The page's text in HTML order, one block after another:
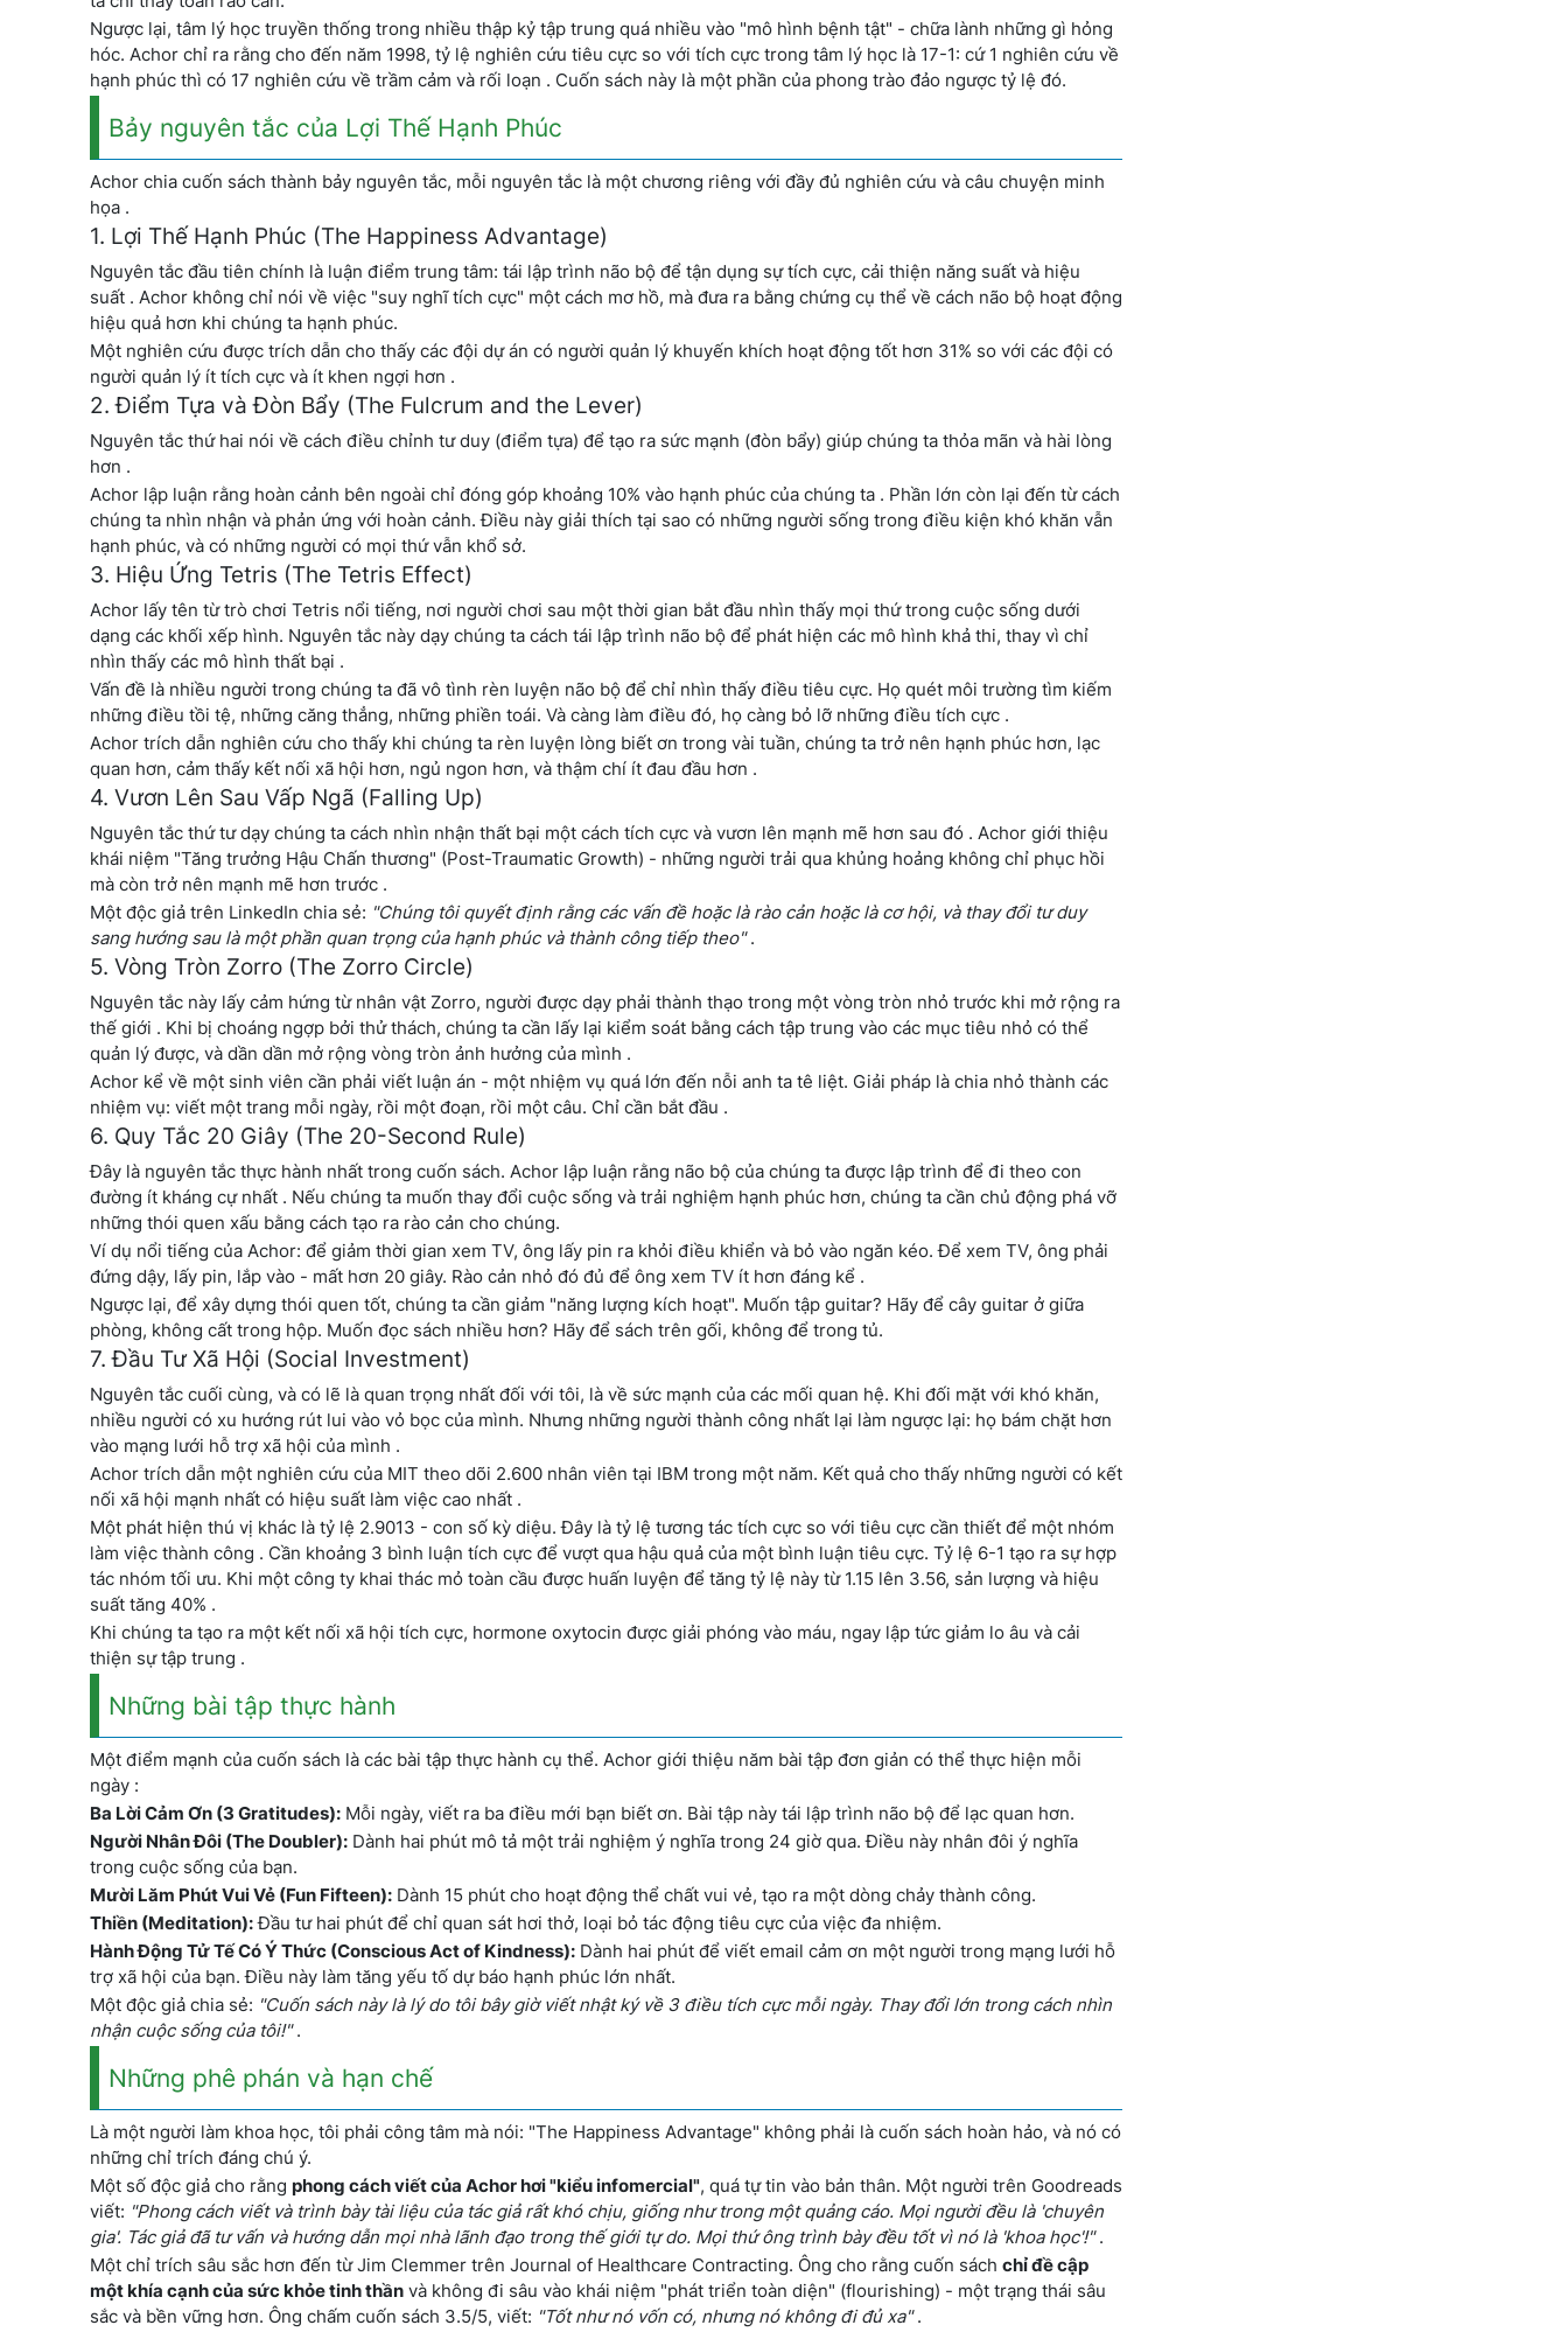
Ngược lại, tâm lý học truyền thống trong nhiều thập kỷ tập trung quá nhiều vào "mô hình bệnh tật" - chữa lành những gì hỏng
hóc. Achor chỉ ra rằng cho đến năm 1998, tỷ lệ nghiên cứu tiêu cực so với tích cực trong tâm lý học là 17-1: cứ 1 nghiên cứu về
hạnh phúc thì có 17 nghiên cứu về trầm cảm và rối loạn . Cuốn sách này là một phần của phong trào đảo ngược tỷ lệ đó.
Bảy nguyên tắc của Lợi Thế Hạnh Phúc
Achor chia cuốn sách thành bảy nguyên tắc, mỗi nguyên tắc là một chương riêng với đầy đủ nghiên cứu và câu chuyện minh
họa .
1. Lợi Thế Hạnh Phúc (The Happiness Advantage)
Nguyên tắc đầu tiên chính là luận điểm trung tâm: tái lập trình não bộ để tận dụng sự tích cực, cải thiện năng suất và hiệu
suất . Achor không chỉ nói về việc "suy nghĩ tích cực" một cách mơ hồ, mà đưa ra bằng chứng cụ thể về cách não bộ hoạt động
hiệu quả hơn khi chúng ta hạnh phúc.
Một nghiên cứu được trích dẫn cho thấy các đội dự án có người quản lý khuyến khích hoạt động tốt hơn 31% so với các đội có
người quản lý ít tích cực và ít khen ngợi hơn .
2. Điểm Tựa và Đòn Bẩy (The Fulcrum and the Lever)
Nguyên tắc thứ hai nói về cách điều chỉnh tư duy (điểm tựa) để tạo ra sức mạnh (đòn bẩy) giúp chúng ta thỏa mãn và hài lòng
hơn .
Achor lập luận rằng hoàn cảnh bên ngoài chỉ đóng góp khoảng 10% vào hạnh phúc của chúng ta . Phần lớn còn lại đến từ cách
chúng ta nhìn nhận và phản ứng với hoàn cảnh. Điều này giải thích tại sao có những người sống trong điều kiện khó khăn vẫn
hạnh phúc, và có những người có mọi thứ vẫn khổ sở.
3. Hiệu Ứng Tetris (The Tetris Effect)
Achor lấy tên từ trò chơi Tetris nổi tiếng, nơi người chơi sau một thời gian bắt đầu nhìn thấy mọi thứ trong cuộc sống dưới
dạng các khối xếp hình. Nguyên tắc này dạy chúng ta cách tái lập trình não bộ để phát hiện các mô hình khả thi, thay vì chỉ
nhìn thấy các mô hình thất bại .
Vấn đề là nhiều người trong chúng ta đã vô tình rèn luyện não bộ để chỉ nhìn thấy điều tiêu cực. Họ quét môi trường tìm kiếm
những điều tồi tệ, những căng thẳng, những phiền toái. Và càng làm điều đó, họ càng bỏ lỡ những điều tích cực .
Achor trích dẫn nghiên cứu cho thấy khi chúng ta rèn luyện lòng biết ơn trong vài tuần, chúng ta trở nên hạnh phúc hơn, lạc
quan hơn, cảm thấy kết nối xã hội hơn, ngủ ngon hơn, và thậm chí ít đau đầu hơn .
4. Vươn Lên Sau Vấp Ngã (Falling Up)
Nguyên tắc thứ tư dạy chúng ta cách nhìn nhận thất bại một cách tích cực và vươn lên mạnh mẽ hơn sau đó . Achor giới thiệu
khái niệm "Tăng trưởng Hậu Chấn thương" (Post-Traumatic Growth) - những người trải qua khủng hoảng không chỉ phục hồi
mà còn trở nên mạnh mẽ hơn trước .
Một độc giả trên LinkedIn chia sẻ: "Chúng tôi quyết định rằng các vấn đề hoặc là rào cản hoặc là cơ hội, và thay đổi tư duy
sang hướng sau là một phần quan trọng của hạnh phúc và thành công tiếp theo".
5. Vòng Tròn Zorro (The Zorro Circle)
Nguyên tắc này lấy cảm hứng từ nhân vật Zorro, người được dạy phải thành thạo trong một vòng tròn nhỏ trước khi mở rộng ra
thế giới . Khi bị choáng ngợp bởi thử thách, chúng ta cần lấy lại kiểm soát bằng cách tập trung vào các mục tiêu nhỏ có thể
quản lý được, và dần dần mở rộng vòng tròn ảnh hưởng của mình .
Achor kể về một sinh viên cần phải viết luận án - một nhiệm vụ quá lớn đến nỗi anh ta tê liệt. Giải pháp là chia nhỏ thành các
nhiệm vụ: viết một trang mỗi ngày, rồi một đoạn, rồi một câu. Chỉ cần bắt đầu .
6. Quy Tắc 20 Giây (The 20-Second Rule)
Đây là nguyên tắc thực hành nhất trong cuốn sách. Achor lập luận rằng não bộ của chúng ta được lập trình để đi theo con
đường ít kháng cự nhất . Nếu chúng ta muốn thay đổi cuộc sống và trải nghiệm hạnh phúc hơn, chúng ta cần chủ động phá vỡ
những thói quen xấu bằng cách tạo ra rào cản cho chúng.
Ví dụ nổi tiếng của Achor: để giảm thời gian xem TV, ông lấy pin ra khỏi điều khiển và bỏ vào ngăn kéo. Để xem TV, ông phải
đứng dậy, lấy pin, lắp vào - mất hơn 20 giây. Rào cản nhỏ đó đủ để ông xem TV ít hơn đáng kể .
Ngược lại, để xây dựng thói quen tốt, chúng ta cần giảm "năng lượng kích hoạt". Muốn tập guitar? Hãy để cây guitar ở giữa
phòng, không cất trong hộp. Muốn đọc sách nhiều hơn? Hãy để sách trên gối, không để trong tủ.
7. Đầu Tư Xã Hội (Social Investment)
Nguyên tắc cuối cùng, và có lẽ là quan trọng nhất đối với tôi, là về sức mạnh của các mối quan hệ. Khi đối mặt với khó khăn,
nhiều người có xu hướng rút lui vào vỏ bọc của mình. Nhưng những người thành công nhất lại làm ngược lại: họ bám chặt hơn
vào mạng lưới hỗ trợ xã hội của mình .
Achor trích dẫn một nghiên cứu của MIT theo dõi 2.600 nhân viên tại IBM trong một năm. Kết quả cho thấy những người có kết
nối xã hội mạnh nhất có hiệu suất làm việc cao nhất .
Một phát hiện thú vị khác là tỷ lệ 2.9013 - con số kỳ diệu. Đây là tỷ lệ tương tác tích cực so với tiêu cực cần thiết để một nhóm
làm việc thành công . Cần khoảng 3 bình luận tích cực để vượt qua hậu quả của một bình luận tiêu cực. Tỷ lệ 6-1 tạo ra sự hợp
tác nhóm tối ưu. Khi một công ty khai thác mỏ toàn cầu được huấn luyện để tăng tỷ lệ này từ 1.15 lên 3.56, sản lượng và hiệu
suất tăng 40% .
Khi chúng ta tạo ra một kết nối xã hội tích cực, hormone oxytocin được giải phóng vào máu, ngay lập tức giảm lo âu và cải
thiện sự tập trung .
Những bài tập thực hành
Một điểm mạnh của cuốn sách là các bài tập thực hành cụ thể. Achor giới thiệu năm bài tập đơn giản có thể thực hiện mỗi
ngày :
Ba Lời Cảm Ơn (3 Gratitudes): Mỗi ngày, viết ra ba điều mới bạn biết ơn. Bài tập này tái lập trình não bộ để lạc quan hơn.
Người Nhân Đôi (The Doubler): Dành hai phút mô tả một trải nghiệm ý nghĩa trong 24 giờ qua. Điều này nhân đôi ý nghĩa
trong cuộc sống của bạn.
Mười Lăm Phút Vui Vẻ (Fun Fifteen): Dành 15 phút cho hoạt động thể chất vui vẻ, tạo ra một dòng chảy thành công.
Thiền (Meditation):Đầu tư hai phút để chỉ quan sát hơi thở, loại bỏ tác động tiêu cực của việc đa nhiệm.
Hành Động Tử Tế Có Ý Thức (Conscious Act of Kindness): Dành hai phút để viết email cảm ơn một người trong mạng lưới hỗ
trợ xã hội của bạn. Điều này làm tăng yếu tố dự báo hạnh phúc lớn nhất.
Một độc giả chia sẻ: "Cuốn sách này là lý do tôi bây giờ viết nhật ký về 3 điều tích cực mỗi ngày. Thay đổi lớn trong cách nhìn
nhận cuộc sống của tôi!".
Những phê phán và hạn chế
Là một người làm khoa học, tôi phải công tâm mà nói: "The Happiness Advantage" không phải là cuốn sách hoàn hảo, và nó có
những chỉ trích đáng chú ý.
Một số độc giả cho rằng phong cách viết của Achor hơi "kiểu infomercial", quá tự tin vào bản thân. Một người trên Goodreads
viết: "Phong cách viết và trình bày tài liệu của tác giả rất khó chịu, giống như trong một quảng cáo. Mọi người đều là 'chuyên
gia'. Tác giả đã tư vấn và hướng dẫn mọi nhà lãnh đạo trong thế giới tự do. Mọi thứ ông trình bày đều tốt vì nó là 'khoa học'!".
Một chỉ trích sâu sắc hơn đến từ Jim Clemmer trên Journal of Healthcare Contracting. Ông cho rằng cuốn sách chỉ đề cập
một khía cạnh của sức khỏe tinh thần và không đi sâu vào khái niệm "phát triển toàn diện" (flourishing) - một trạng thái sâu
sắc và bền vững hơn. Ông chấm cuốn sách 3.5/5, viết: "Tốt như nó vốn có, nhưng nó không đi đủ xa".